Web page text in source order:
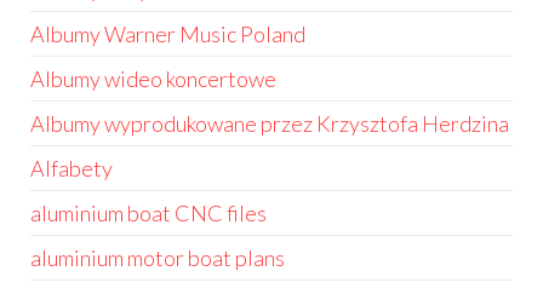
Albumy Warner Music Poland
Albumy wideo koncertowe
Albumy wyprodukowane przez Krzysztofa Herdzina
Alfabety
aluminium boat CNC files
aluminium motor boat plans